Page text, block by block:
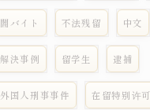
闇バイト 不法残留 中文
解決事例 留学生 逮捕
外国人刑事事件 在留特别许可